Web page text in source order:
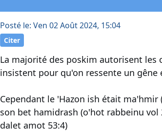
Posté le: Ven 02 Août 2024, 15:04
Citer
La majorité des poskim autorisent les
insistent pour qu'on ressente un
Cependant le 'Hazon ish était
son bet hamidrash (o'hot rabbeinu vol
dalet amot 53:4)